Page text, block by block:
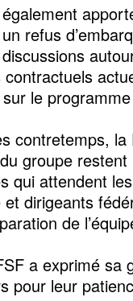
refus
le
contretemps,
groupe
qui attendent
et dirigeants
de
a exprimé sa
pour leur